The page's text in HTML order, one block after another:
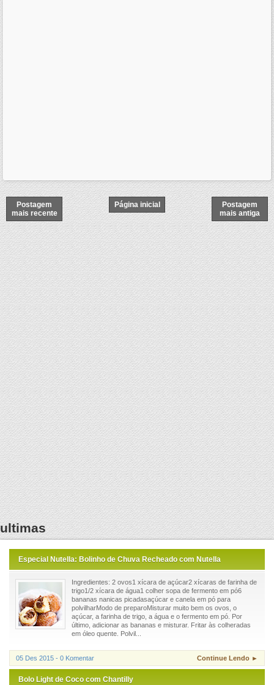
Postagem
mais recente
Postagem
mais antiga
Página inicial
ultimas
Especial Nutella: Bolinho de Chuva Recheado com Nutella
Ingredientes: 2 ovos1 xícara de açúcar2 xícaras de farinha de
trigo1/2 xícara de água1 colher sopa de fermento em pó6
bananas nanicas picadasaçúcar e canela em pó para
polvilharModo de preparoMisturar muito bem os ovos, o
açúcar, a farinha de trigo, a água e o fermento em pó. Por
último, adicionar as bananas e misturar. Fritar às colheradas
em óleo quente. Polvil...
05 Des 2015 - 0 Komentar Continue Lendo ►
Bolo Light de Coco com Chantilly